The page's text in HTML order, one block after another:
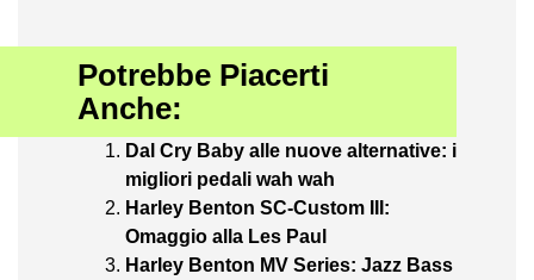
Potrebbe Piacerti
Anche:
Dal Cry Baby alle nuove alternative: i
migliori pedali wah wah
Harley Benton SC-Custom III:
Omaggio alla Les Paul
Harley Benton MV Series: Jazz Bass